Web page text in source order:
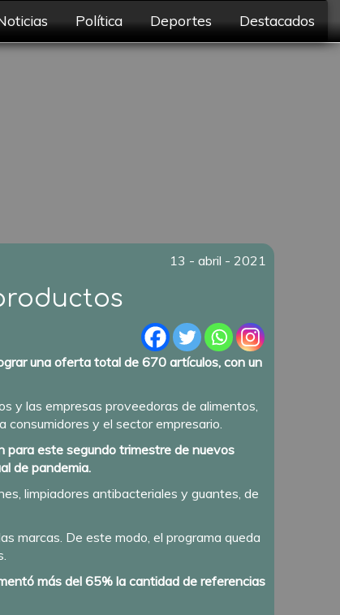
Política Deportes Destacados
13 - abril - 2021
una oferta total de 670 artículos, con un
y las empresas proveedoras de alimentos,
y el sector empresario.
para este segundo trimestre de nuevos
de pandemia.
limpiadores antibacteriales y guantes, de
marcas. De este modo, el programa queda
más del 65% la cantidad de referencias